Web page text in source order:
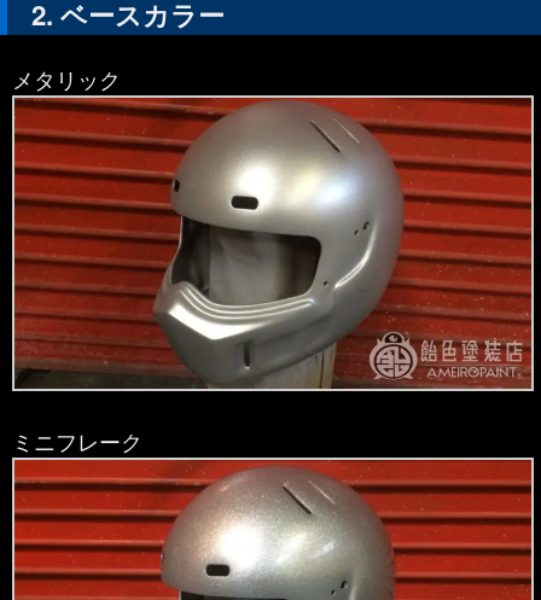
ベースカラー
メタリック
ミニフレーク